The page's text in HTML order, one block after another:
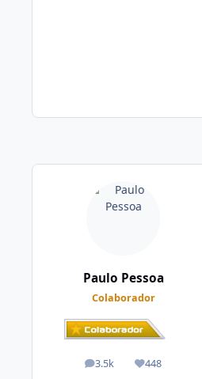
Paulo Pessoa
Colaborador
3.5k
posts 448
Reputação